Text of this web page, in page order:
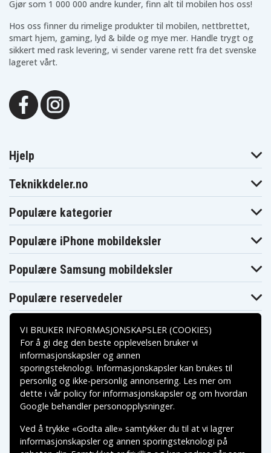
Gjør som 1 000 000 andre kunder, finn alt til mobilen hos oss!
Hos oss finner du rimelige produkter til mobilen, nettbrettet,
smart hjem, gaming, lyd & bilde og mye mer. Handle trygt og
sikkert med rask levering, vi sender varene rett fra det svenske
lageret vårt.
Hjelp
Teknikkdeler.no
Populære kategorier
Populære iPhone mobildeksler
Populære Samsung mobildeksler
Populære reservedeler
Betalingsalternativer
Leveringsalternativer
VI BRUKER INFORMASJONSKAPSLER (COOKIES)
For å gi deg den beste opplevelsen bruker vi
informasjonskapsler og annen
sporingsteknologi. Informasjonskapsler kan brukes til
personlig og ikke-personlig annonsering. Les mer om
dette i vårpolicy for informasjonskapslerog om hvordan
Google behandler personopplysninger.
Ved å trykke «Godta alle» samtykker du til at vi lagrer
informasjonskapsler og annen sporingsteknologi på